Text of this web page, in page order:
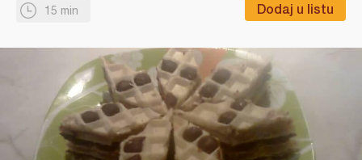
15 min Dodaj u listu